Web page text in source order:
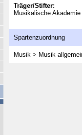
Träger/Stifter:
Musikalische
Spartenzuordnung
Musik > Musik